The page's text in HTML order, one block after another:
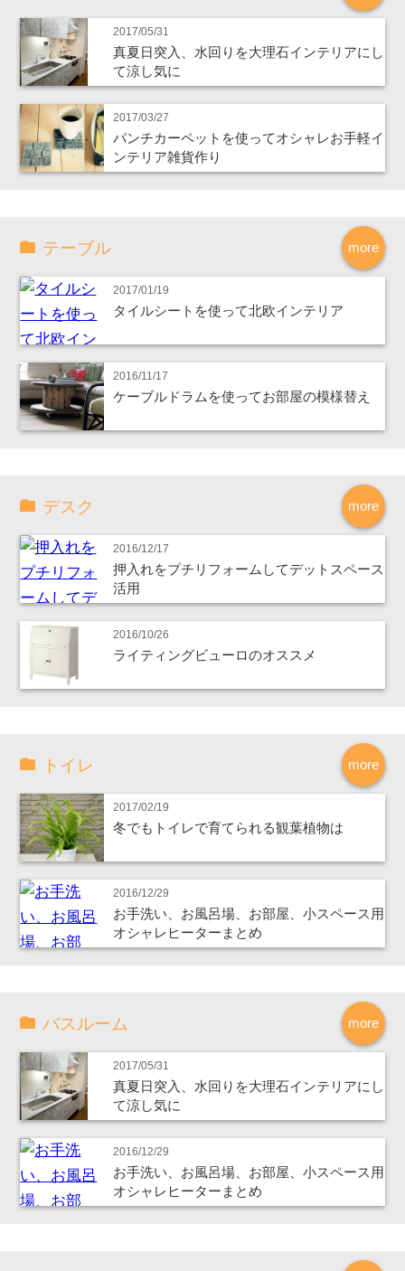
2017/05/31
真夏日突入、水回りを大理石インテリアにし
て涼し気に
2017/03/27
パンチカーペットを使ってオシャレお手軽イ
ンテリア雑貨作り
more
テーブル
2017/01/19
タイルシートを使って北欧インテリア
2016/11/17
ケーブルドラムを使ってお部屋の模様替え
more
デスク
2016/12/17
押入れをプチリフォームしてデットスペース
活用
2016/10/26
ライティングビューロのオススメ
more
トイレ
2017/02/19
冬でもトイレで育てられる観葉植物は
2016/12/29
お手洗い、お風呂場、お部屋、小スペース用
オシャレヒーターまとめ
more
バスルーム
2017/05/31
真夏日突入、水回りを大理石インテリアにし
て涼し気に
2016/12/29
お手洗い、お風呂場、お部屋、小スペース用
オシャレヒーターまとめ